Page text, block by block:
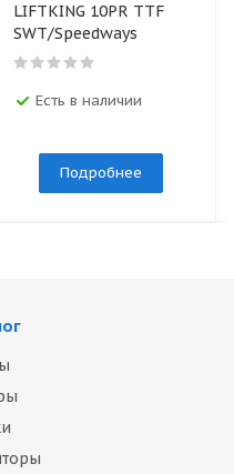
LIFTKING 10PR TTF
SWT/Speedways
Есть в наличии
Подробнее